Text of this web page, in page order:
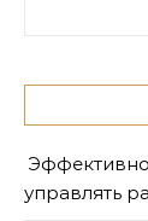
управлять